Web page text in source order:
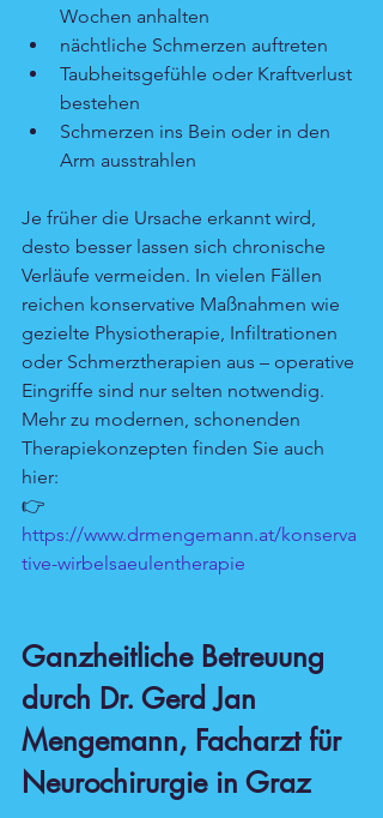
Wochen anhalten
nächtliche Schmerzen auftreten
Taubheitsgefühle oder Kraftverlust
bestehen
Schmerzen ins Bein oder in den
Arm ausstrahlen
Je früher die Ursache erkannt wird,
desto besser lassen sich chronische
Verläufe vermeiden. In vielen Fällen
reichen konservative Maßnahmen wie
gezielte Physiotherapie, Infiltrationen
oder Schmerztherapien aus – operative
Eingriffe sind nur selten notwendig.
Mehr zu modernen, schonenden
Therapiekonzepten finden Sie auch
hier:
👉
https://www.drmengemann.at/konserva
tive-wirbelsaeulentherapie
Ganzheitliche Betreuung
durch Dr. Gerd Jan
Mengemann, Facharzt für
Neurochirurgie in Graz